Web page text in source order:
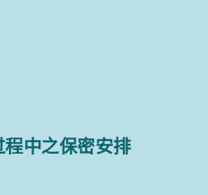
中之保密安排